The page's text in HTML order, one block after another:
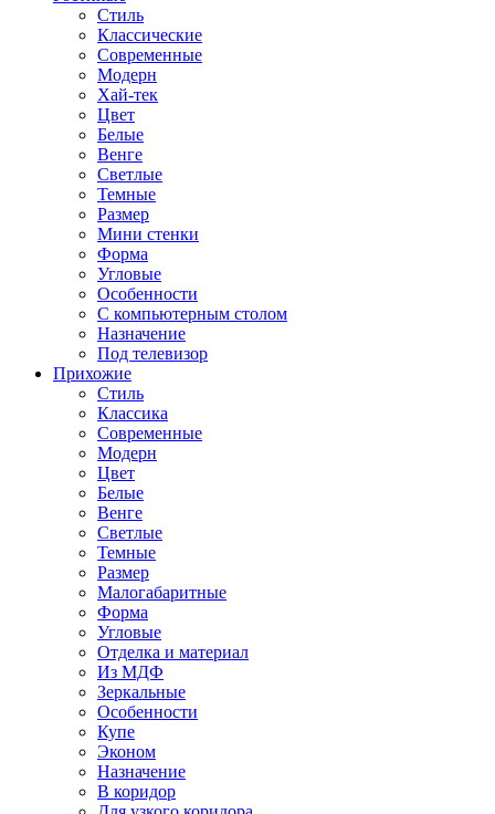
Стиль
Классические
Современные
Модерн
Хай-тек
Цвет
Белые
Венге
Светлые
Темные
Размер
Мини стенки
Форма
Угловые
Особенности
С компьютерным столом
Назначение
Под телевизор
Прихожие
Стиль
Классика
Современные
Модерн
Цвет
Белые
Венге
Светлые
Темные
Размер
Малогабаритные
Форма
Угловые
Отделка и материал
Из МДФ
Зеркальные
Особенности
Купе
Эконом
Назначение
В коридор